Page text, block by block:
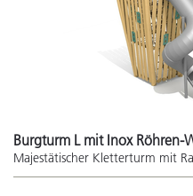
Burgturm L mit Inox Röhren-
Majestätischer Kletterturm mit